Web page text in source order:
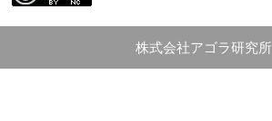
株式会社アゴラ研究所